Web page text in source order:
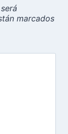
marcados